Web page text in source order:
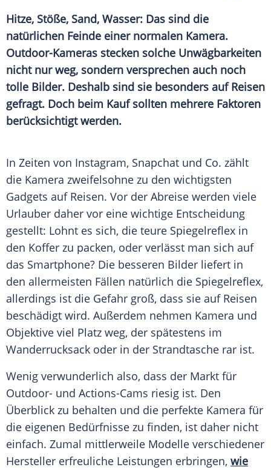
Hitze, Stöße, Sand, Wasser: Das sind die
natürlichen Feinde einer normalen Kamera.
Outdoor-Kameras stecken solche Unwägbarkeiten
nicht nur weg, sondern versprechen auch noch
tolle Bilder. Deshalb sind sie besonders auf Reisen
gefragt. Doch beim Kauf sollten mehrere Faktoren
berücksichtigt werden.
In Zeiten von Instagram, Snapchat und Co. zählt
die Kamera zweifelsohne zu den wichtigsten
Gadgets auf Reisen. Vor der Abreise werden viele
Urlauber daher vor eine wichtige Entscheidung
gestellt: Lohnt es sich, die teure Spiegelreflex in
den Koffer zu packen, oder verlässt man sich auf
das Smartphone? Die besseren Bilder liefert in
den allermeisten Fällen natürlich die Spiegelreflex,
allerdings ist die Gefahr groß, dass sie auf Reisen
beschädigt wird. Außerdem nehmen Kamera und
Objektive viel Platz weg, der spätestens im
Wanderrucksack oder in der Strandtasche rar ist.
Wenig verwunderlich also, dass der Markt für
Outdoor- und Actions-Cams riesig ist. Den
Überblick zu behalten und die perfekte Kamera für
die eigenen Bedürfnisse zu finden, ist daher nicht
einfach. Zumal mittlerweile Modelle verschiedener
Hersteller erfreuliche Leistungen erbringen, wie